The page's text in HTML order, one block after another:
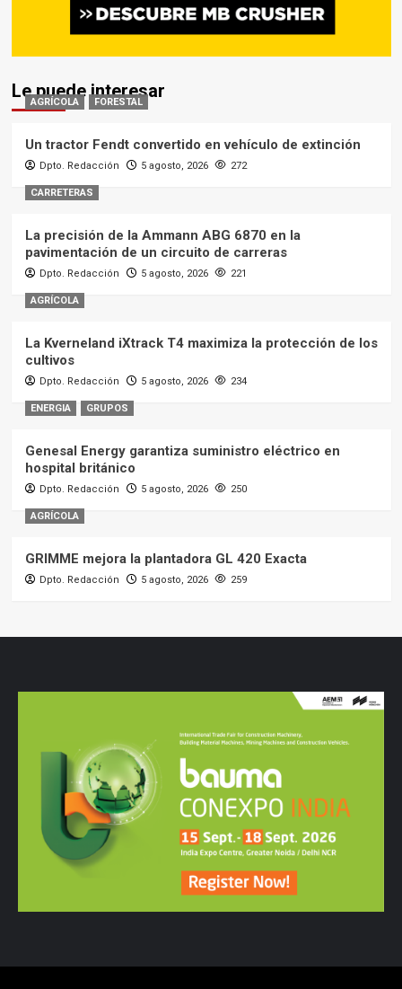
Le puede interesar
AGRÍCOLA FORESTAL
Un tractor Fendt convertido en vehículo de extinción
Dpto. Redacción 5 agosto, 2026 272
CARRETERAS
La precisión de la Ammann ABG 6870 en la
pavimentación de un circuito de carreras
Dpto. Redacción 5 agosto, 2026 221
AGRÍCOLA
La Kverneland iXtrack T4 maximiza la protección de los
cultivos
Dpto. Redacción 5 agosto, 2026 234
ENERGIA GRUPOS
Genesal Energy garantiza suministro eléctrico en
hospital británico
Dpto. Redacción 5 agosto, 2026 250
AGRÍCOLA
GRIMME mejora la plantadora GL 420 Exacta
Dpto. Redacción 5 agosto, 2026 259